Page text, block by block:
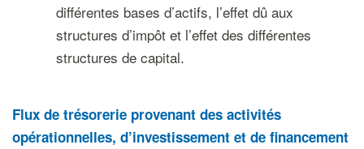
différentes bases d’actifs, l’effet dû aux
structures d’impôt et l’effet des différentes
structures de capital.
Flux de trésorerie provenant des activités
opérationnelles, d’investissement et de financement